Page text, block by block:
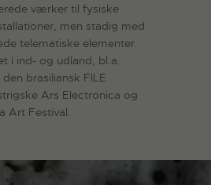
værker til fysiske
men stadig med
telematiske elementer.
i ind- og udland, bl.a.
brasiliansk FILE
Ars Electronica og
Art Festival.